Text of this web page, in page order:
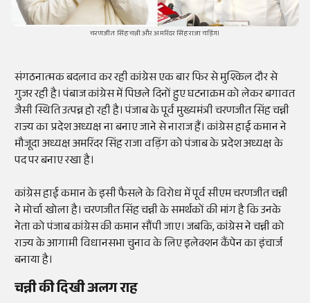
चरणजीत सिंह चन्नी और अमरिंदर सिंह राजा वड़िंग।
संगठनात्मक बदलाव कर रही कांग्रेस एक बार फिर से मुश्किल दौर से
गुजर रही है। पंबाज कांग्रेस में पिछले दिनों हुए घटनाक्रम को लेकर बगावत
जैसी स्थिति उत्पन्न हो रही है। पंजाब के पूर्व मुख्यमंत्री चरणजीत सिंह चन्नी
राज्य का प्रदेश अध्यक्ष ना बनाए जाने से नाराज हैं। कांग्रेस हाई कमान ने
मौजूदा अध्यक्ष अमरिंदर सिंह राजा वड़िंग को पंजाब के प्रदेश अध्यक्ष के
पद पर बनाए रखा है।
कांग्रेस हाई कमान के इसी फैसले के विरोध में पूर्व सीएम चरणजीत चन्नी
ने मोर्चा खोला है। चरणजीत सिंह चन्नी के समर्थकों की मांग है कि उनके
नेता को पंजाब कांग्रेस की कमान सौंपी जाए। जबकि, कांग्रेस ने चन्नी को
राज्य के आगामी विधानसभा चुनाव के लिए इलेक्शन कैंपेन का इंचार्ज
बनाया है।
चन्नी की दिखी अलग राह